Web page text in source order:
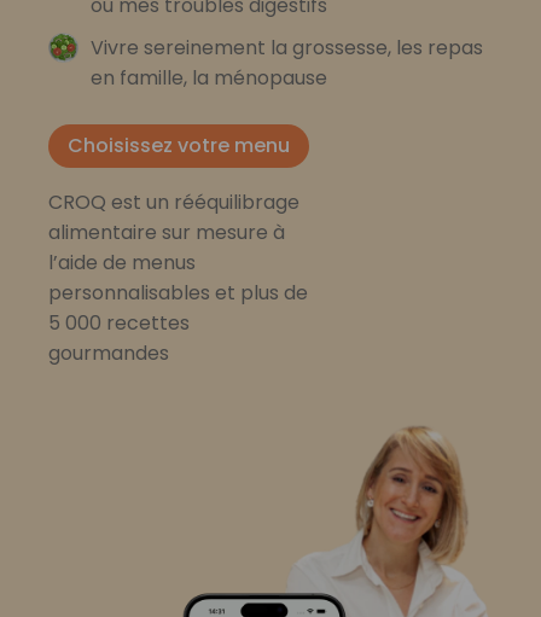
ou mes troubles digestifs
Vivre sereinement la grossesse, les repas
en famille, la ménopause
Choisissez votre menu
CROQ est un rééquilibrage
alimentaire sur mesure à
l’aide de menus
personnalisables et plus de
5 000 recettes
gourmandes